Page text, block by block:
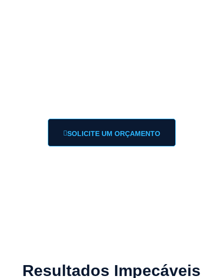
SOLICITE UM ORÇAMENTO
Resultados Impecáveis